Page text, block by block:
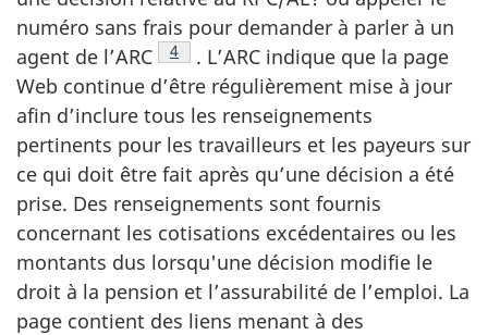
numéro sans frais pour demander à parler à un
agent de l’ARC
Note de bas de page
4
. L’ARC indique que la page
Web continue d’être régulièrement mise à jour
afin d’inclure tous les renseignements
pertinents pour les travailleurs et les payeurs sur
ce qui doit être fait après qu’une décision a été
prise. Des renseignements sont fournis
concernant les cotisations excédentaires ou les
montants dus lorsqu'une décision modifie le
droit à la pension et l’assurabilité de l’emploi. La
page contient des liens menant à des